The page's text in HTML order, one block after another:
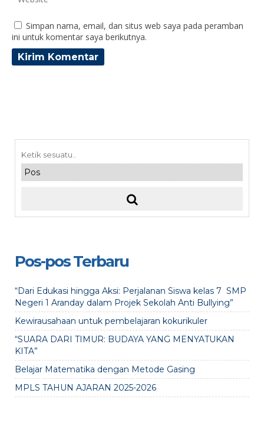
Simpan nama, email, dan situs web saya pada peramban
ini untuk komentar saya berikutnya.
Pos-pos Terbaru
“Dari Edukasi hingga Aksi: Perjalanan Siswa kelas 7 SMP
Negeri 1 Aranday dalam Projek Sekolah Anti Bullying”
Kewirausahaan untuk pembelajaran kokurikuler
“SUARA DARI TIMUR: BUDAYA YANG MENYATUKAN
KITA”
Belajar Matematika dengan Metode Gasing
MPLS TAHUN AJARAN 2025-2026